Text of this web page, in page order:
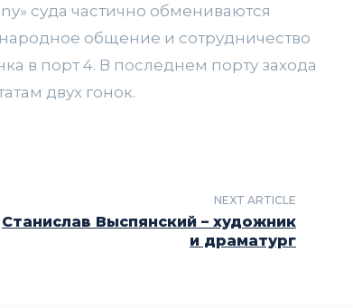
суда частично обмениваются
общение и сотрудничество
в порт 4. В последнем порту захода
двух гонок.
NEXT ARTICLE
Станислав Выспянский – художник
и драматург